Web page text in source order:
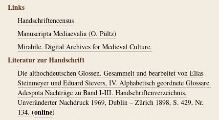
Links
Handschriftencensus
Manuscripta Mediaevalia (O. Pültz)
Mirabile. Digital Archives for Medieval Culture.
Literatur zur Handschrift
Die althochdeutschen Glossen. Gesammelt und bearbeitet von Elias
Steinmeyer und Eduard Sievers, IV. Alphabetisch geordnete Glossare.
Adespota Nachträge zu Band I-III. Handschriftenverzeichnis,
Unveränderter Nachdruck 1969, Dublin – Zürich 1898, S. 429, Nr.
134. (online)